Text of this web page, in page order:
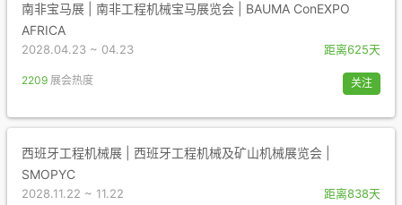
南非宝马展 | 南非工程机械宝马展览会 | BAUMA ConEXPO
AFRICA
2028.04.23 ~ 04.23 距离625天
2209 展会热度 关注
西班牙工程机械展 | 西班牙工程机械及矿山机械展览会 |
SMOPYC
2028.11.22 ~ 11.22 距离838天